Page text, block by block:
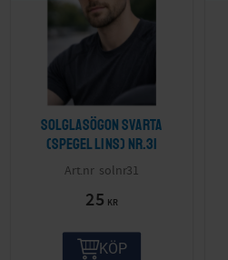
Solglasögon svarta
(spegel lins) nr.31
solnr31
25 KR
KÖP